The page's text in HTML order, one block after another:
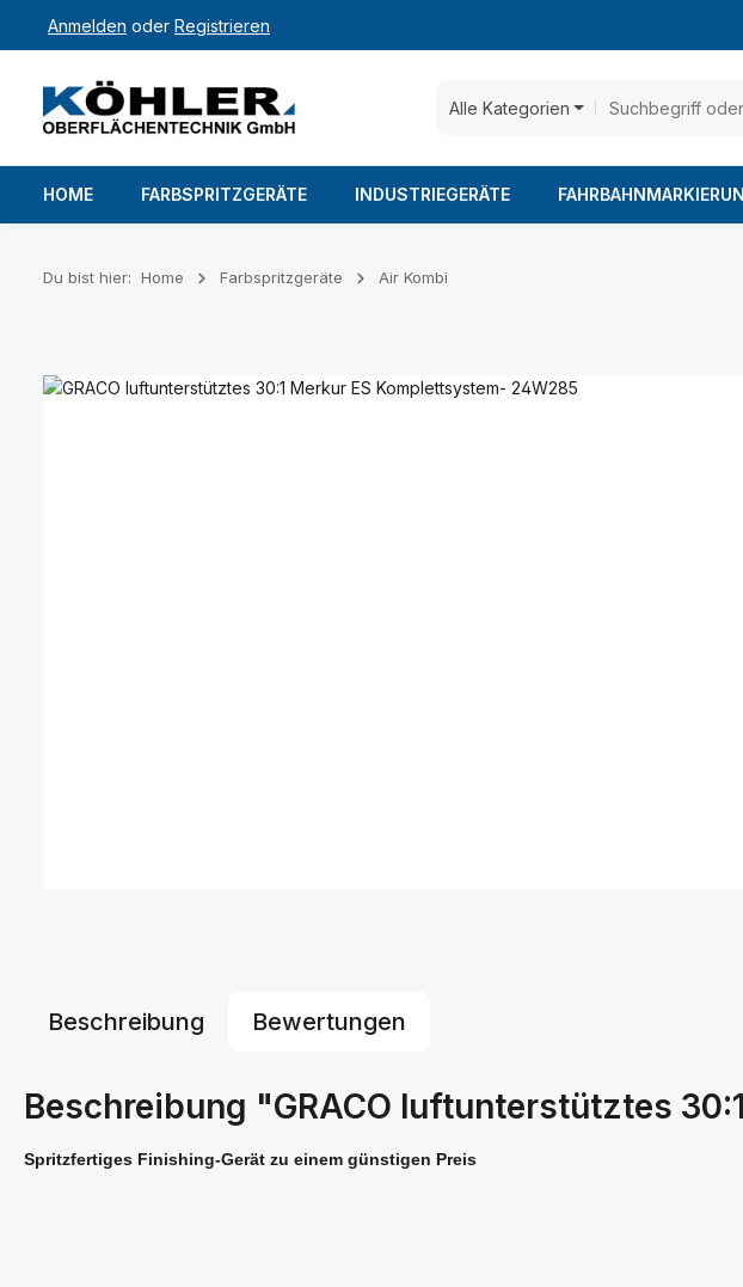
Hauptinhalt springen
Zur Suche springen
Zur Hauptnavigation springen
Anmelden oder Registrieren
Alle Kategorien
HOME FARBSPRITZGERÄTE INDUSTRIEGERÄTE
Du bist hier: Home Farbspritzgeräte Air Kombi
Bildergalerie überspringen
Beschreibung Bewertungen
Beschreibung "GRACO luftunterstütztes
Spritzfertiges Finishing-Gerät zu einem günstigen Preis